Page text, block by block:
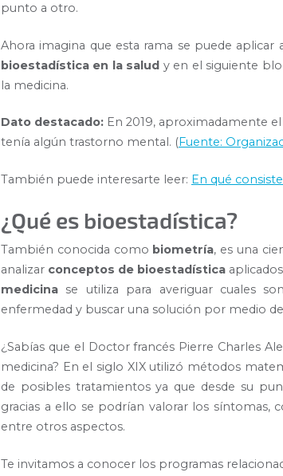
punto a otro.
Ahora imagina que esta rama se puede aplicar
bioestadística en la salud y en el siguiente
la medicina.
Dato destacado: En 2019, aproximadamente
tenía algún trastorno mental. (Fuente:
También puede interesarte leer: En qué
¿Qué es bioestadística?
También conocida como biometría, es una
analizar conceptos de bioestadística
medicina se utiliza para averiguar cuales
enfermedad y buscar una solución por medio
¿Sabías que el Doctor francés Pierre Charles
medicina? En el siglo XIX utilizó métodos
de posibles tratamientos ya que desde su
gracias a ello se podrían valorar los síntomas,
entre otros aspectos.
Te invitamos a conocer los programas